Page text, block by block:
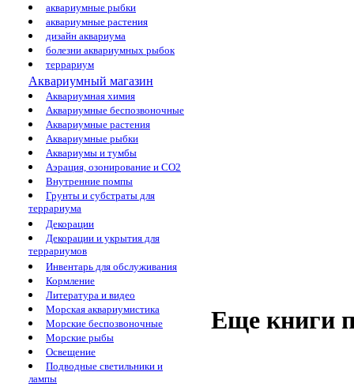
аквариумные рыбки
аквариумные растения
дизайн аквариума
болезни аквариумных рыбок
террариум
Аквариумный магазин
Аквариумная химия
Аквариумные беспозвоночные
Аквариумные растения
Аквариумные рыбки
Аквариумы и тумбы
Аэрация, озонирование и CO2
Внутренние помпы
Грунты и субстраты для
террариума
Декорации
Декорации и укрытия для
террариумов
Инвентарь для обслуживания
Кормление
Литература и видео
Морская аквариумистика
Морские беспозвоночные
Морские рыбы
Освещение
Подводные светильники и
лампы
Еще книги